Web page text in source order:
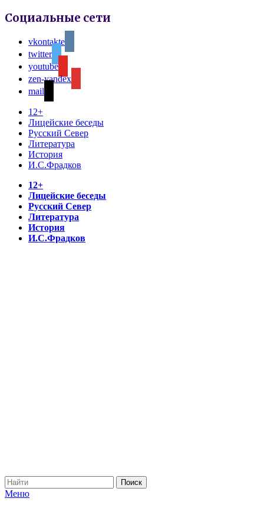
Социальные сети
vkontakte
twitter
youtube
zen-yandex
mail
12+
Лицейские беседы
Русский Север
Литература
История
И.С.Фрадков
12+
Лицейские беседы
Русский Север
Литература
История
И.С.Фрадков
Меню